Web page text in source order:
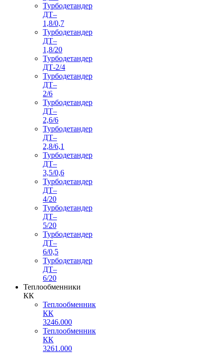
Турбодетандер
ДТ–
1,8/0,7
Турбодетандер
ДТ–
1,8/20
Турбодетандер
ДТ-2/4
Турбодетандер
ДТ–
2/6
Турбодетандер
ДТ–
2,6/6
Турбодетандер
ДТ–
2,8/6,1
Турбодетандер
ДТ–
3,5/0,6
Турбодетандер
ДТ–
4/20
Турбодетандер
ДТ–
5/20
Турбодетандер
ДТ–
6/0,5
Турбодетандер
ДТ–
6/20
Теплообменники
КК
Теплообменник
КК
3246.000
Теплообменник
КК
3261.000